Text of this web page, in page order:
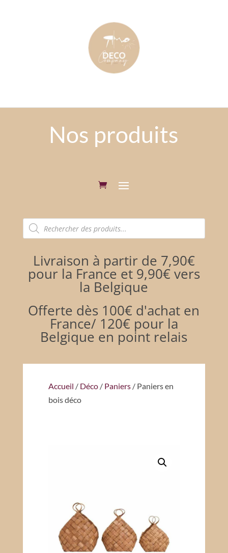
Nos produits
Recherche
de
produits
Livraison à partir de 7,90€
pour la France et 9,90€ vers
la Belgique
Offerte dès 100€ d'achat en
France/ 120€ pour la
Belgique en point relais
Accueil / Déco/ Paniers/ Paniers en
bois déco